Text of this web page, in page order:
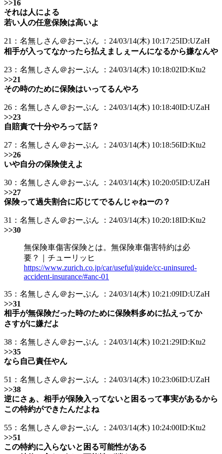
>>16
それは人による
若い人の任意保険は高いよ
21：名無しさん＠おーぷん ：24/03/14(木) 10:17:25ID:UZaH
相手が入ってなかったら払えましぇーんになるから嫌なんや
23：名無しさん＠おーぷん ：24/03/14(木) 10:18:02ID:Ktu2
>>21
その時のために保険はいってるんやろ
26：名無しさん＠おーぷん ：24/03/14(木) 10:18:40ID:UZaH
>>23
自賠責で十分やろって話？
27：名無しさん＠おーぷん ：24/03/14(木) 10:18:56ID:Ktu2
>>26
いや自分の保険使えよ
30：名無しさん＠おーぷん ：24/03/14(木) 10:20:05ID:UZaH
>>27
保険って過失割合に応じてでるんじゃねーの？
31：名無しさん＠おーぷん ：24/03/14(木) 10:20:18ID:Ktu2
>>30
無保険車傷害保険とは。無保険車傷害特約は必
要？｜チューリッヒ
https://www.zurich.co.jp/car/useful/guide/cc-uninsured-
accident-insurance/#anc-01
35：名無しさん＠おーぷん ：24/03/14(木) 10:21:09ID:UZaH
>>31
相手が無保険だった時のために保険料多めに払えってか
さすがに嫌だよ
38：名無しさん＠おーぷん ：24/03/14(木) 10:21:29ID:Ktu2
>>35
なら自己責任やん
51：名無しさん＠おーぷん ：24/03/14(木) 10:23:06ID:UZaH
>>38
逆にさぁ、相手が保険入ってないと困るって事実があるから
この特約ができたんだよね
55：名無しさん＠おーぷん ：24/03/14(木) 10:24:00ID:Ktu2
>>51
この特約に入らないと困る可能性がある